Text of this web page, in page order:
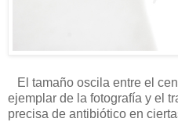
El tamaño oscila entre el
ejemplar de la fotografía y el
precisa de antibiótico en